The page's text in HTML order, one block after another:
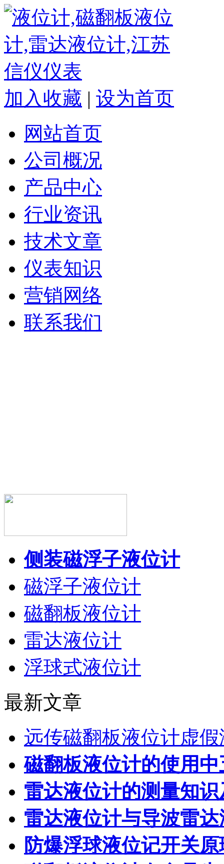
加入收藏 | 设为首页
网站首页
公司概况
产品中心
行业资讯
技术文章
仪表知识
营销网络
联系我们
侧装磁浮子液位计
磁浮子液位计
磁翻板液位计
雷达液位计
浮球式液位计
最新文章
远传磁翻板液位计虚
磁翻板液位计的使用
雷达液位计的测量知
雷达液位计与导波雷
防爆浮球液位记开关